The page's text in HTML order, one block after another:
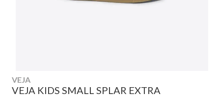
VEJA
VEJA KIDS SMALL SPLAR EXTRA